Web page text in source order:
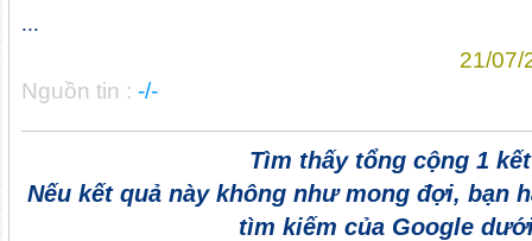
...
21/07/
Nguồn tin : -/-
Tìm thấy tổng cộng 1
Nếu kết quả này không như mong đợi, bạn
tìm kiếm của Google